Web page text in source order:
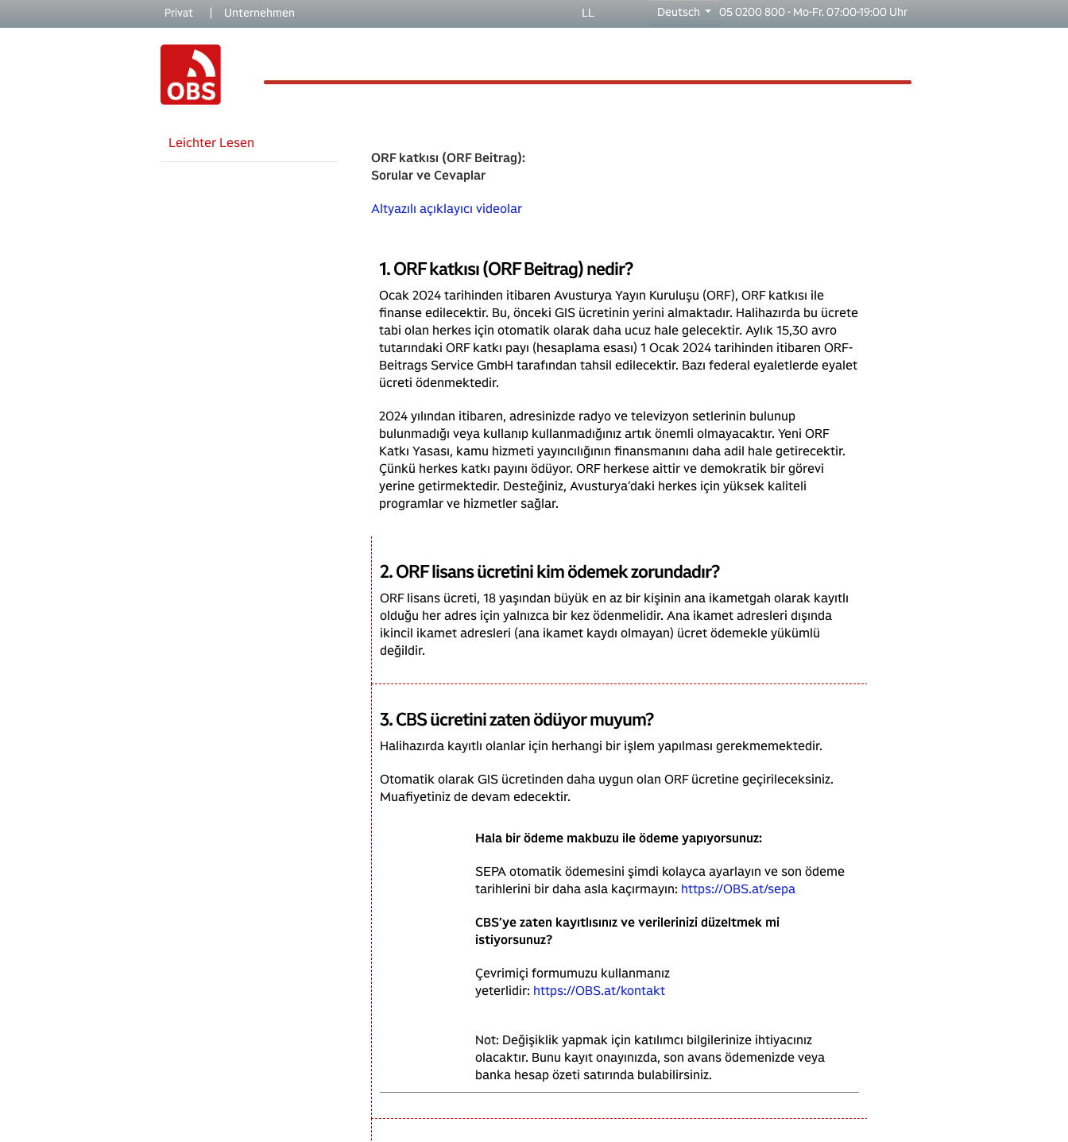
Privat | Unternehmen LL Deutsch 05 0200 800 - Mo-Fr. 07:00-19:00 Uhr
ORF katkısı (ORF Beitrag):
Sorular ve Cevaplar
Altyazılı açıklayıcı videolar
1. ORF katkısı (ORF Beitrag) nedir?
Ocak 2024 tarihinden itibaren Avusturya Yayın Kuruluşu (ORF), ORF katkısı ile
finanse edilecektir. Bu, önceki GIS ücretinin yerini almaktadır. Halihazırda bu ücrete
tabi olan herkes için otomatik olarak daha ucuz hale gelecektir. Aylık 15,30 avro
tutarındaki ORF katkı payı (hesaplama esası) 1 Ocak 2024 tarihinden itibaren ORF-
Beitrags Service GmbH tarafından tahsil edilecektir. Bazı federal eyaletlerde eyalet
ücreti ödenmektedir.
2024 yılından itibaren, adresinizde radyo ve televizyon setlerinin bulunup
bulunmadığı veya kullanıp kullanmadığınız artık önemli olmayacaktır. Yeni ORF
Katkı Yasası, kamu hizmeti yayıncılığının finansmanını daha adil hale getirecektir.
Çünkü herkes katkı payını ödüyor. ORF herkese aittir ve demokratik bir görevi
yerine getirmektedir. Desteğiniz, Avusturya’daki herkes için yüksek kaliteli
programlar ve hizmetler sağlar.
2. ORF lisans ücretini kim ödemek zorundadır?
ORF lisans ücreti, 18 yaşından büyük en az bir kişinin ana ikametgah olarak kayıtlı
olduğu her adres için yalnızca bir kez ödenmelidir. Ana ikamet adresleri dışında
ikincil ikamet adresleri (ana ikamet kaydı olmayan) ücret ödemekle yükümlü
değildir.
3. CBS ücretini zaten ödüyor muyum?
Halihazırda kayıtlı olanlar için herhangi bir işlem yapılması gerekmemektedir.
Otomatik olarak GIS ücretinden daha uygun olan ORF ücretine geçirileceksiniz.
Muafiyetiniz de devam edecektir.
Hala bir ödeme makbuzu ile ödeme yapıyorsunuz:
SEPA otomatik ödemesini şimdi kolayca ayarlayın ve son ödeme
tarihlerini bir daha asla kaçırmayın: https://OBS.at/sepa
CBS’ye zaten kayıtlısınız ve verilerinizi düzeltmek mi
istiyorsunuz?
Çevrimiçi formumuzu kullanmanız
yeterlidir: https://OBS.at/kontakt
Not: Değişiklik yapmak için katılımcı bilgilerinize ihtiyacınız
olacaktır. Bunu kayıt onayınızda, son avans ödemenizde veya
banka hesap özeti satırında bulabilirsiniz.
Leichter Lesen